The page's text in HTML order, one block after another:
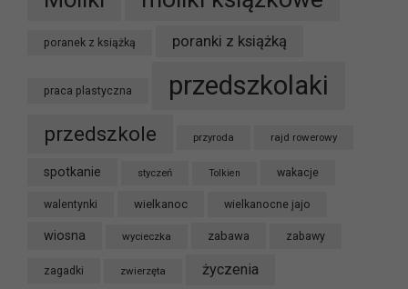
poranek z książką poranki z książką
praca plastyczna przedszkolaki
przedszkole przyroda rajd rowerowy
spotkanie styczeń Tolkien wakacje
walentynki wielkanoc wielkanocne jajo
wiosna wycieczka zabawa zabawy
zagadki zwierzęta życzenia